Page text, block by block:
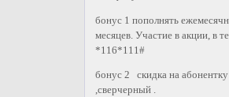
бонус 1 пополнять
месяцев. Участие в акции, в
*116*111#
бонус 2 скидка на
,сверчерный .